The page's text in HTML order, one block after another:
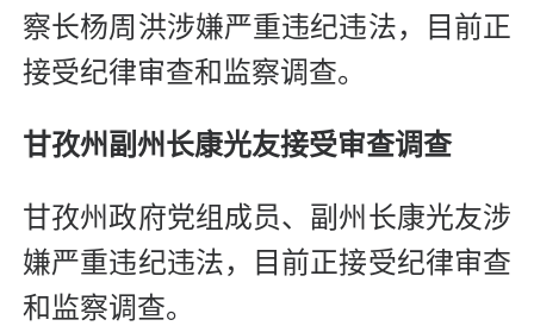
察长杨周洪涉嫌严重违纪违法，目前正
接受纪律审查和监察调查。
甘孜州副州长康光友接受审查调查
甘孜州政府党组成员、副州长康光友涉
嫌严重违纪违法，目前正接受纪律审查
和监察调查。